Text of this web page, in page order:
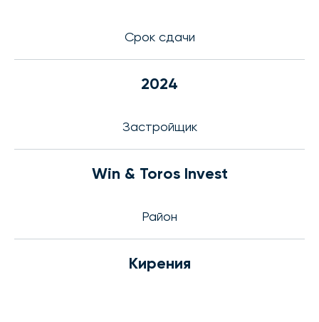
Срок сдачи
2024
Застройщик
Win & Toros Invest
Район
Кирения